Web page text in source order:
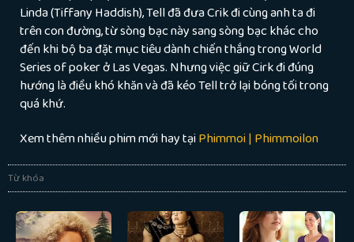
Linda (Tiffany Haddish), Tell đã đưa Crik đi cùng anh ta đi
trên con đường, từ sòng bạc này sang sòng bạc khác cho
đến khi bộ ba đặt mục tiêu dành chiến thắng trong World
Series of poker ở Las Vegas. Nhưng việc giữ Cirk đi đúng
hướng là điều khó khăn và đã kéo Tell trở lại bóng tối trong
quá khứ.
Xem thêm nhiều phim mới hay tạiPhimmoi | Phimmoilon
Từ khóa